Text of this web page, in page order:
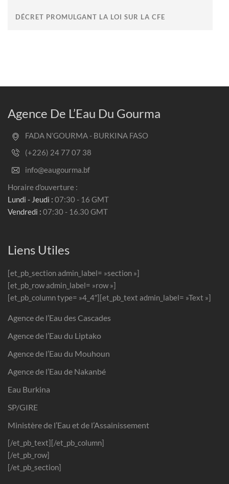
DÉCRET PROMULGANT LA LOI SUR LA CFE
Agence De L’Eau Du Gourma
FADA N’GOURMA - BURKINA FASO
(+226) 24 77 07 38
info@eaugourma.bf
Horaire d'ouverture :
Lundi - Jeudi : 07:30 - 16 GMT
Vendredi : 07:30 - 16.30 GMT
Liens Utiles
[et_pb_section admin_label= »section »]
[et_pb_row admin_label= »row »]
[et_pb_column type= »4_4″][et_pb_text admin_label= »Text »]
Agence de l’Eau des Cascades
Agence de l’Eau du Liptako
Agence de l’Eau du Mouhoun
Agence de l’Eau de Nakanbé
Eau Burkina
SP/GIRE
Ministère de l’Eau et de l’Assainissement
[/et_pb_text][/et_pb_column]
[/et_pb_row]
[/et_pb_section]